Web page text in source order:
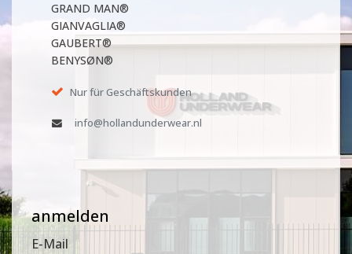
GRAND MAN®
GIANVAGLIA®
GAUBERT®
BENYSØN®
Nur für Geschäftskunden
info@hollandunderwear.nl
anmelden
E-Mail